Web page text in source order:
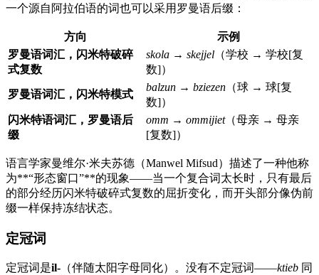
一个源自阿拉伯语的词也可以采用罗曼语后缀：
方向
示例
罗曼语词汇，闪米特破碎
式复数
skola → skejjel （学校 → 学校[复
数]）
罗曼语词汇，闪米特模式
balzun → bziezen （球 → 球[复
数]）
闪米特语词汇，罗曼语后
缀
omm → ommijiet（母亲 → 母亲
[复数]）
语言学家曼维尔·米夫苏德（Manwel Mifsud）描述了一种他称
为**“形态窗口”**的现象——当一个复合词太长时，只有最后
的部分经历闪米特破碎式复数的屈折变化，而开头部分像伪前
缀一样保持冻结状态。
定冠词
定冠词是il- （伴随太阳字母同化）。没有不定冠词——ktieb 同